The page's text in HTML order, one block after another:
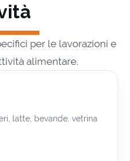
per le lavorazioni e
alimentare.
latte, bevande, vetrina